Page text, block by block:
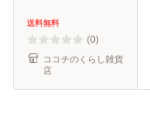
ア 玄関 イメージ画
額縁付き 壁掛け お
しゃ
送料無料
(0)
ココチのくらし雑貨
店